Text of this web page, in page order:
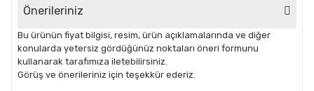
Önerileriniz
Bu ürünün fiyat bilgisi, resim, ürün açıklamalarında ve diğer
konularda yetersiz gördüğünüz noktaları öneri formunu
kullanarak tarafımıza iletebilirsiniz.
Görüş ve önerileriniz için teşekkür ederiz.